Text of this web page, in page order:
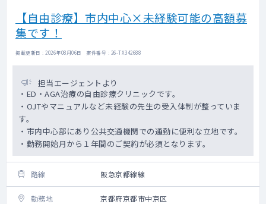
【自由診療】市内中心×未経験可能の高額募
集です！
掲載更新日 : 2026年08月06日 案件番号 : 26-TX342688
担当エージェントより
・ED・AGA治療の自由診療クリニックです。
・OJTやマニュアルなど未経験の先生の受入体制が整っていま
す。
・市内中心部にあり公共交通機関での通勤に便利な立地です。
・勤務開始月から１年間のご契約が必須となります。
路線 阪急京都線線
勤務地 京都府京都市中京区